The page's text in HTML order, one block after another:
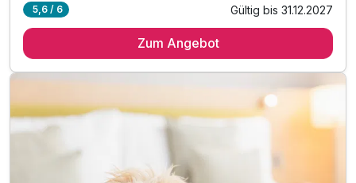
2 x reichhaltiges Frühstück vom Buffet
inkl. 10% Discount auf F&B Leistungen
inkl. Nutzung W-LAN
für Tierpark und Tropenaquarium Hagenbeck
5,6 / 6 Gültig bis 31.12.2027
Zum Angebot